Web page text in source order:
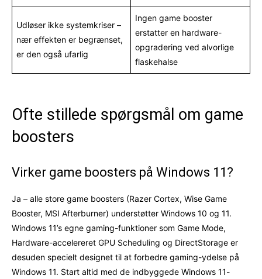
Udløser ikke systemkriser –
nær effekten er begrænset,
er den også ufarlig
Ingen game booster
erstatter en hardware-
opgradering ved alvorlige
flaskehalse
Ofte stillede spørgsmål om game
boosters
Virker game boosters på Windows 11?
Ja – alle store game boosters (Razer Cortex, Wise Game
Booster, MSI Afterburner) understøtter Windows 10 og 11.
Windows 11’s egne gaming-funktioner som Game Mode,
Hardware-accelereret GPU Scheduling og DirectStorage er
desuden specielt designet til at forbedre gaming-ydelse på
Windows 11. Start altid med de indbyggede Windows 11-